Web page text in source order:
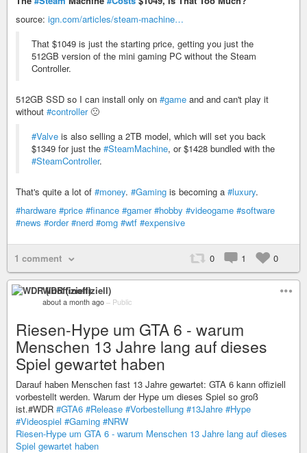
source: ign.com/articles/steam-machine…
That $1049 is just the starting price, getting you just the
512GB version of the mini gaming PC without the Steam
Controller.
512GB SSD so I can install only on #game and and can't play it
without #controller🙁
#Valve is also selling a 2TB model, which will set you back
$1349 for just the #SteamMachine, or $1428 bundled with the
#SteamController.
That's quite a lot of #money. #Gaming is becoming a #luxury.
#hardware #price #finance #gamer #hobby #videogame #software
#news #order #nerd #omg #wtf #expensive
1 comment 0 1 0
WDR (inoffiziell)
about a month ago – Public
Riesen-Hype um GTA 6 - warum
Menschen 13 Jahre lang auf dieses
Spiel gewartet haben
Darauf haben Menschen fast 13 Jahre gewartet: GTA 6 kann offiziell
vorbestellt werden. Warum der Hype um dieses Spiel so groß
ist.#WDR #GTA6 #Release #Vorbestellung #13Jahre #Hype
#Videospiel #Gaming #NRW
Riesen-Hype um GTA 6 - warum Menschen 13 Jahre lang auf dieses
Spiel gewartet haben